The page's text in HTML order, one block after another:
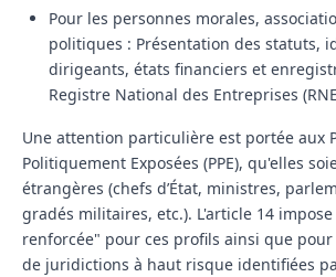
Pour les personnes morales,
politiques : Présentation des statuts,
dirigeants, états financiers et
Registre National des Entreprises
Une attention particulière est portée aux
Politiquement Exposées (PPE), qu'elles
étrangères (chefs d’État, ministres,
gradés militaires, etc.). L'article 14
renforcée" pour ces profils ainsi que
de juridictions à haut risque identifiées